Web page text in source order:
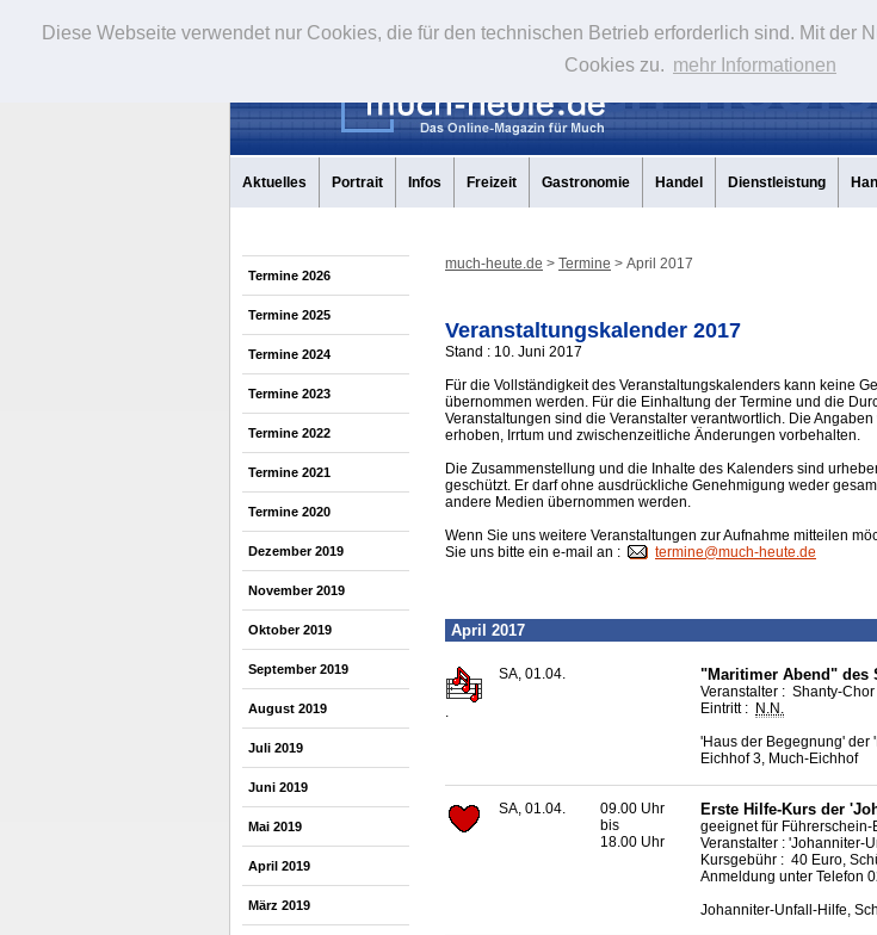
Diese Webseite verwendet nur Cookies, die für den technischen Betrieb erforderlich sind. Mit der
Cookies zu. mehr Informationen
Aktuelles Portrait Infos Freizeit Gastronomie Handel Dienstleistung
Termine 2026
Termine 2025
Termine 2024
Termine 2023
Termine 2022
Termine 2021
Termine 2020
Dezember 2019
November 2019
Oktober 2019
September 2019
August 2019
Juli 2019
Juni 2019
Mai 2019
April 2019
März 2019
much-heute.de > Termine > April 2017
Veranstaltungskalender 2017
Stand : 10. Juni 2017
Für die Vollständigkeit des Veranstaltungskalenders kann keine
übernommen werden. Für die Einhaltung der Termine und die
Veranstaltungen sind die Veranstalter verantwortlich. Die
erhoben, Irrtum und zwischenzeitliche Änderungen vorbehalten.
Die Zusammenstellung und die Inhalte des Kalenders sind
geschützt. Er darf ohne ausdrückliche Genehmigung weder
andere Medien übernommen werden.
Wenn Sie uns weitere Veranstaltungen zur Aufnahme mitteilen
Sie uns bitte ein e-mail an :
termine@much-heute.de
April 2017
SA, 01.04. "Maritimer Abend" des
Veranstalter : Shanty-
Eintritt : N.N.
'Haus der Begegnung' der
Eichhof 3, Much-Eichhof
SA, 01.04.
09.00 Uhr
bis
18.00 Uhr
Erste Hilfe-Kurs der
geeignet für Führerschein-
Veranstalter : 'Johanniter-
Kursgebühr : 40 Euro,
Anmeldung unter Telefon
Johanniter-Unfall-Hilfe,